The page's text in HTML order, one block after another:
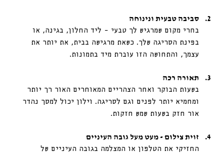
סביבה טבעית ונינוחה
בחרי מקום שמרגיש לך טבעי – ליד החלון, בגינה, או
בפינת הסריגה שלך. כשאת מרגישה בבית, את יותר את
עצמך, והתחושה הזו עוברת מיד בתמונות.
תאורה רכה
בשעות הבוקר ואחר הצהריים המאוחרים האור רך יותר
ומחמיא יותר לפנים וגם לסריגה. וילון יכול למסך נהדר
אור חזק בשעות שמש חזקות.
זוית צילום - מעט מעל גובה העיניים
החזיקי את הטלפון או המצלמה בגובה העיניים של